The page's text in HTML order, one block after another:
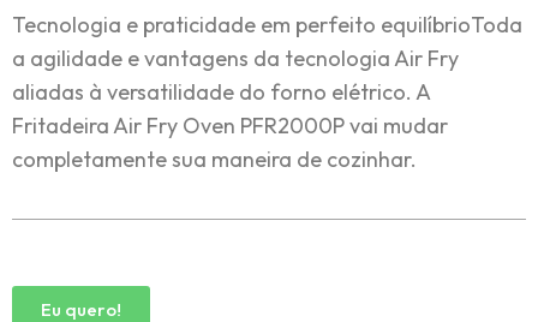
Tecnologia e praticidade em perfeito equilíbrioToda
a agilidade e vantagens da tecnologia Air Fry
aliadas à versatilidade do forno elétrico. A
Fritadeira Air Fry Oven PFR2000P vai mudar
completamente sua maneira de cozinhar.
Eu quero!